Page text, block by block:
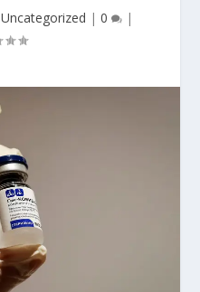
Uncategorized | 0 |